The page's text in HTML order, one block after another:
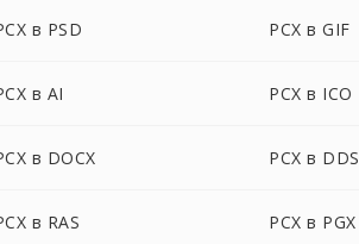
в PSD PCX в GIF
в AI PCX в ICO
в DOCX PCX в DDS
в RAS PCX в PGX